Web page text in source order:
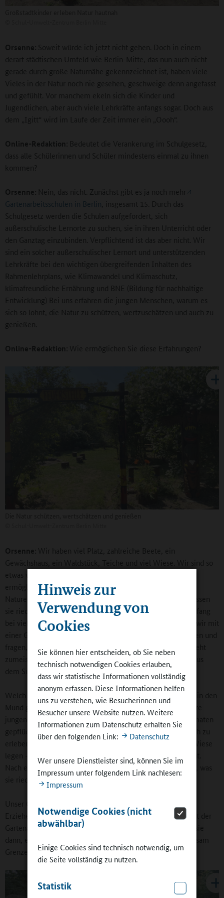
Hinweis zur
Verwendung von
Cookies
Sie können hier entscheiden, ob Sie neben
technisch notwendigen Cookies erlauben,
dass wir statistische Informationen vollständig
anonym erfassen. Diese Informationen helfen
uns zu verstehen, wie Besucherinnen und
Besucher unsere Website nutzen. Weitere
Informationen zum Datenschutz erhalten Sie
über den folgenden Link:
Datenschutz
Wer unsere Dienstleister sind, können Sie im
Impressum unter folgendem Link nachlesen:
Impressum
Notwendige Cookies (nicht
abwählbar)
Einige Cookies sind technisch notwendig, um
die Seite vollständig zu nutzen.
Statistik
Orsenne:
Soweit würde ich jetzt nicht gehen. Doch in einem
derart städtischen Umfeld wie Berlin-Mitte, das nun auch nicht
gerade durch große Naturnähe gekennzeichnet ist, haben viele
Vieles in der Natur noch nie gesehen, geschweige denn angefasst
und gefühlt. Vor manchem ekeln sich die Kinder und
Jugendlichen, aber auch viele Lehrkräfte anfangs sogar. Doch aus
dem „Igitt“ wird im Laufe der Zeit immer ein „Oooh“.
Online-Redaktion: Bedeutet die Verankerung im Schulgesetz,
dass alle Schülerinnen und Schüler mindestens einmal zu ihnen
kommen?
Orsenne: Nein, das nicht. Zunächst gibt es ja noch mehr
Gartenarbeitsschulen in Berlin , insgesamt 15. Durch das
Schulgesetz werden die Schulen aufgefordert, sich
außerschulische Lernorte zu suchen, sie in ihren Unterricht oder
den Ganztag einzubinden. Verpflichtend ist das aber nicht. Wir
sind ein solcher außerschulischer Lernort und unterstützenden
Lehrkräfte bei den wichtigen übergreifenden Inhalten des
Rahmenlehrplans, wie Klimawandel und Klimaschutz,
klimafreundliche Ernährung und BNE (Bildung für nachhaltige
Entwicklung) Bei uns erfahren die jungen Menschen, warum es
sich so lohnt, die Natur zu schützen, wertzuschätzen und auch zu
genießen.
Online-Redaktion: Wie ermöglichen Sie diese Erfahrungen?
Orsenne: Wir haben viel Platz, zahlreiche Beete, ein
Gewächshaus, ein Waldstück, Teiche und viel Wiese. Wir sind so
etwas wie die grüne Lunge in unserem Stadtteil Mitte. Wir
ermöglichen den Schülerinnen und Schülern ein Stück
Naturerfahrung. Sie spüren die Faszination der Natur. Wir lassen
sie riechen, schmecken und fühlen. Natürlich gibt es am Anfang
bei vielen Vorbehalte, weil ihnen das alles fremd ist. Wenn wir mit
einer Gruppe von 25 Kindern unter einem Kirschbaum stehen und
fragen, wer denn schon einmal eine Kirsche geerntet hat, geht
zumeist keine Hand in die Höhe. Sie kennen Kirschen nur aus
dem Supermarkt.
Welch ein Erlebnis, wenn erstmals eine Kirsche vom Baum in den
Mund gewandert ist. Das gilt auch für Tomaten. Wenn unsere
jungen Gäste zum ersten Mal kleine, süß schmeckende Tomaten
gepflückt haben, sind sie völlig begeistert. Spannend ist auch zu
erleben, wie sich viele Kinder und Jugendliche auf unsere Wiese
legen – erst schielen sie ganz vorsichtig, ob da etwas kriecht.
Nach einer Weile jedoch genießen sie die Atmosphäre, das, was
sie riechen und fühlen.
Unser Gewinn sind naturgebildete Kinder. Doch auch
Erzieherinnen, Erzieher und Lehrkräfte fragen, bevor sie mit der
Gartenarbeit beginnen, nach Handschuhen. Wir ermuntern sie
dann, es einmal ohne zu probieren. Wir ermuntern, gemeinsam
Grenzen zu überwinden, um in die Natur einzutauchen.